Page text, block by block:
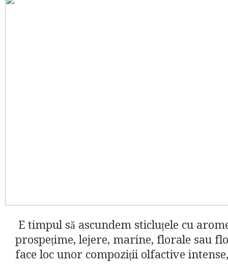
E timpul să ascundem sticluțele cu
prospețime, lejere, marine, florale sau
face loc unor compoziții olfactive